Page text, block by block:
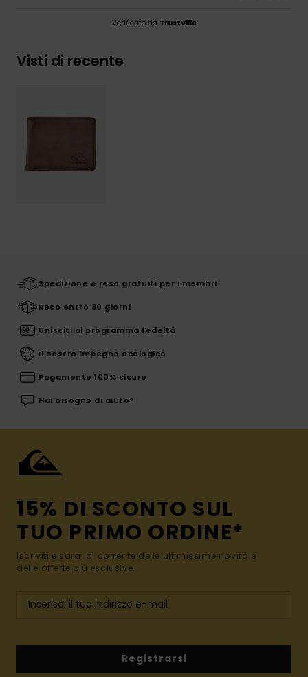
Verificato da TrustVille
Visti di recente
Spedizione e reso gratuiti per i membri
Reso entro 30 giorni
Unisciti al programma fedeltà
Il nostro impegno ecologico
Pagamento 100% sicuro
Hai bisogno di aiuto?
15% DI SCONTO SUL
TUO PRIMO ORDINE*
Iscriviti e sarai al corrente delle ultimissime novità e
delle offerte più esclusive.
Registrarsi